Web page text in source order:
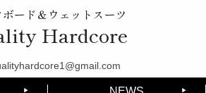
ード＆ウェットスーツ
Hardcore